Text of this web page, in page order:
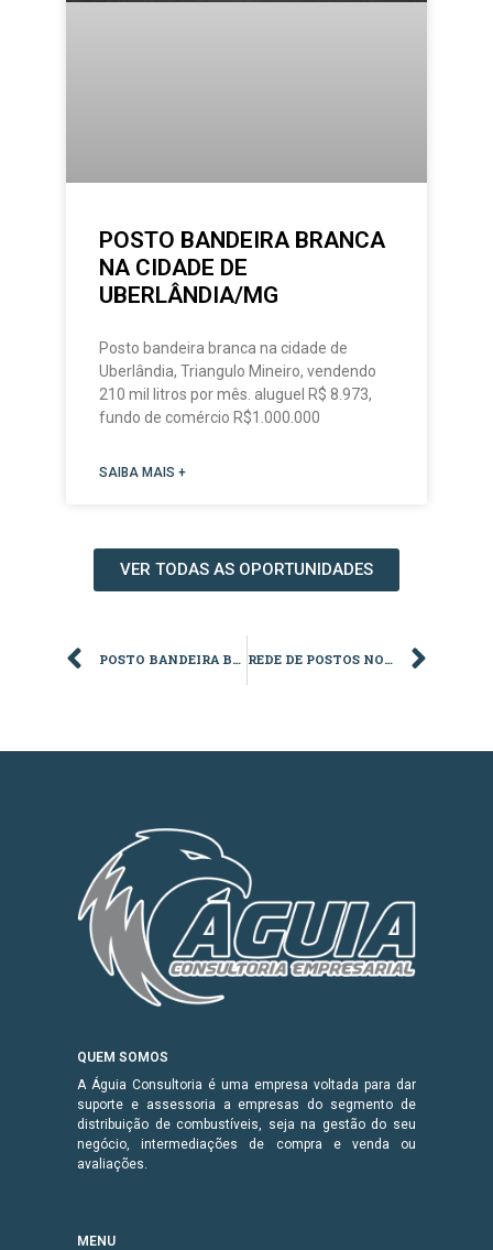
POSTO BANDEIRA BRANCA
NA CIDADE DE
UBERLÂNDIA/MG
Posto bandeira branca na cidade de
Uberlândia, Triangulo Mineiro, vendendo
210 mil litros por mês. aluguel R$ 8.973,
fundo de comércio R$1.000.000
SAIBA MAIS +
VER TODAS AS OPORTUNIDADES
POSTO BANDEIRA BRANCA EM SETE LAGOAS/MG REDE DE POSTOS NO VALE DO PARAÍBA/SP
QUEM SOMOS
A Águia Consultoria é uma empresa voltada para dar
suporte e assessoria a empresas do segmento de
distribuição de combustíveis, seja na gestão do seu
negócio, intermediações de compra e venda ou
avaliações.
MENU